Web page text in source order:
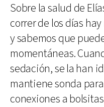
Sobre la salud de
correr de los días
y sabemos que
momentáneas.
sedación, se la han
mantiene sonda
conexiones a